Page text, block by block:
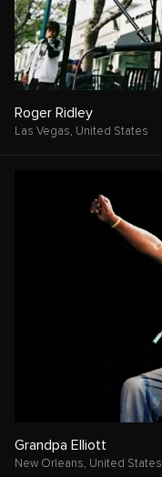
Roger Ridley
Las Vegas, United States
Grandpa Elliott
New Orleans, United States